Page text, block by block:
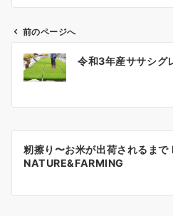
ビ
ン
前のページへ
令和3年産ササシ
籾擦り〜お米が出荷されるまで
NATURE&FARMING